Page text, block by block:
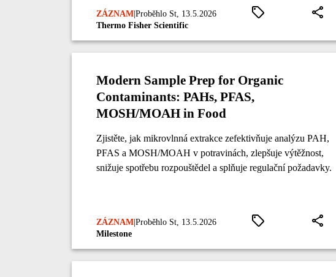
ZÁZNAM Proběhlo St, 13.5.2026
Thermo Fisher Scientific
Modern Sample Prep for Organic
Contaminants: PAHs, PFAS,
MOSH/MOAH in Food
Zjistěte, jak mikrovlnná extrakce zefektivňuje analýzu PAH,
PFAS a MOSH/MOAH v potravinách, zlepšuje výtěžnost,
snižuje spotřebu rozpouštědel a splňuje regulační požadavky.
ZÁZNAM Proběhlo St, 13.5.2026
Milestone